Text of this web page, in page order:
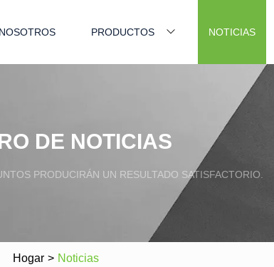
PRODUCTOS NOTICIAS
DE NOTICIAS
PRODUCIRÁN UN RESULTADO SATISFACTORIO.
Hogar > Noticias